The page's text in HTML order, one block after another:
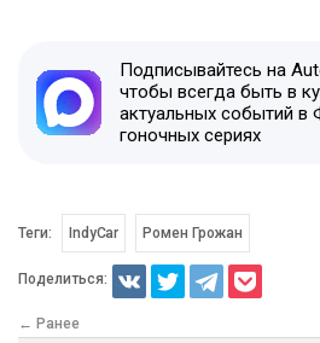
Подписывайтесь на
чтобы всегда быть в
актуальных событий в
гоночных сериях
Теги: IndyCar Ромен Грожан
Поделиться:
← Ранее